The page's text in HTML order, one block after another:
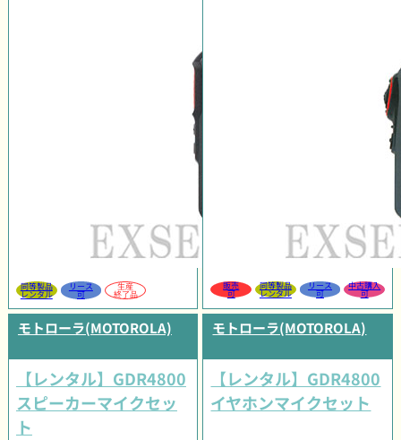
同等製品
レンタル
リース
可
生産
終了品
販売
可
同等製品
レンタル
リース
可
中古購入
可
モトローラ(MOTOROLA)
【レンタル】GDR4800
スピーカーマイクセッ
ト
モトローラ(MOTOROLA)
【レンタル】GDR4800
イヤホンマイクセット